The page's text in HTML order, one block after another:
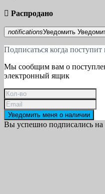
 Распродано
notificationsУведомить
Подписаться когда поступит
Мы сообщим вам о
электронный ящик
Уведомить меня о наличии
Вы успешно подписались на